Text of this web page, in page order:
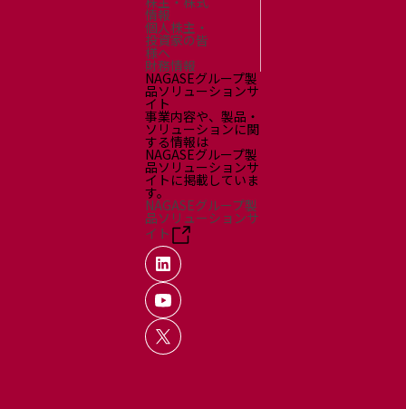
情報
個人株主・
投資家の皆
様へ
財務情報
NAGASEグループ製
品ソリューションサ
イト
事業内容や、製品・
ソリューションに関
する情報は
NAGASEグループ製
品ソリューションサ
イトに掲載していま
す。
NAGASEグループ製
品ソリューションサ
イト